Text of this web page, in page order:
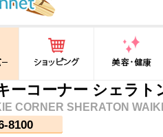
許証まで情
ー ショッピング 美容・健康
ーコーナー シェラト
CORNER SHERATON
8100